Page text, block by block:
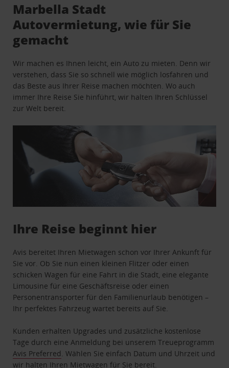
Marbella Stadt
Autovermietung, wie für Sie
gemacht
Wir machen es Ihnen leicht, ein Auto zu mieten. Denn wir
verstehen, dass Sie so schnell wie möglich losfahren und
das Beste aus Ihrer Reise machen möchten. Wo auch
immer Ihre Reise Sie hinführt, wir halten Ihren Schlüssel
zur Welt bereit.
Ihre Reise beginnt hier
Avis bereitet Ihren Mietwagen schon vor Ihrer Ankunft für
Sie vor. Ob Sie nun einen kleinen Flitzer oder einen
schicken Wagen für eine Fahrt in die Stadt, eine elegante
Limousine für eine Geschäftsreise oder einen
Personentransporter für den Familienurlaub benötigen –
Ihr perfektes Fahrzeug wartet bereits auf Sie.
Kunden erhalten Upgrades und zusätzliche kostenlose
Tage durch eine Anmeldung bei unserem Treueprogramm
Avis Preferred . Wählen Sie einfach Datum und Uhrzeit und
wir halten Ihren Mietwagen für Sie bereit.